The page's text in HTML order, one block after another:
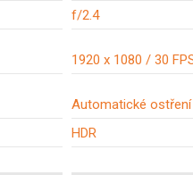
f/2.4
1920 x 1080 / 30
Automatické ostření
HDR